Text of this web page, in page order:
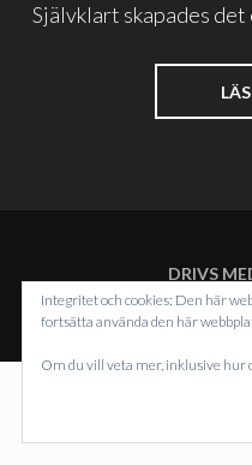
Självklart skapades det
DRIVS
TEMA:
Integritet och cookies: Den här
fortsätta använda den här
Om du vill veta mer, inklusive hur